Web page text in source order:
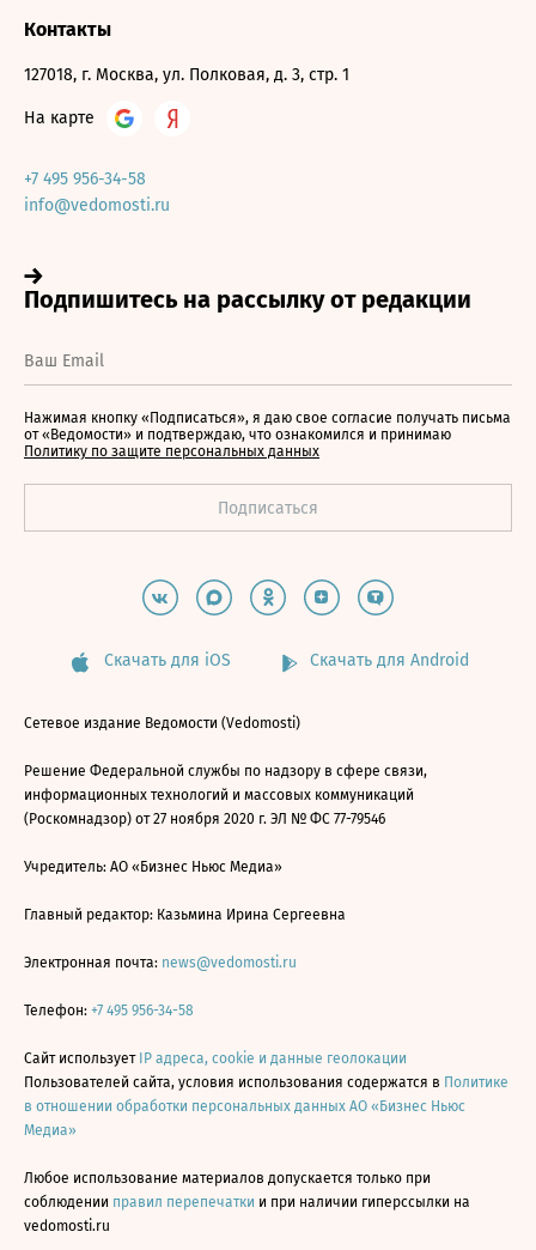
Контакты
127018, г. Москва, ул. Полковая, д. 3, стр. 1
На карте
+7 495 956-34-58
info@vedomosti.ru
Нажимая кнопку «Подписаться», я даю свое согласие получать письма
от «Ведомости» и подтверждаю, что ознакомился и принимаю
Политику по защите персональных данных
Скачать для iOS Скачать для Android
Сетевое издание Ведомости (Vedomosti)
Решение Федеральной службы по надзору в сфере связи,
информационных технологий и массовых коммуникаций
(Роскомнадзор) от 27 ноября 2020 г. ЭЛ № ФС 77-79546
Учредитель: АО «Бизнес Ньюс Медиа»
Главный редактор: Казьмина Ирина Сергеевна
Электронная почта: news@vedomosti.ru
Телефон: +7 495 956-34-58
Сайт использует IP адреса, cookie и данные геолокации
Пользователей сайта, условия использования содержатся в Политике
в отношении обработки персональных данных АО «Бизнес Ньюс
Медиа»
Любое использование материалов допускается только при
соблюдении правил перепечатки и при наличии гиперссылки на
vedomosti.ru